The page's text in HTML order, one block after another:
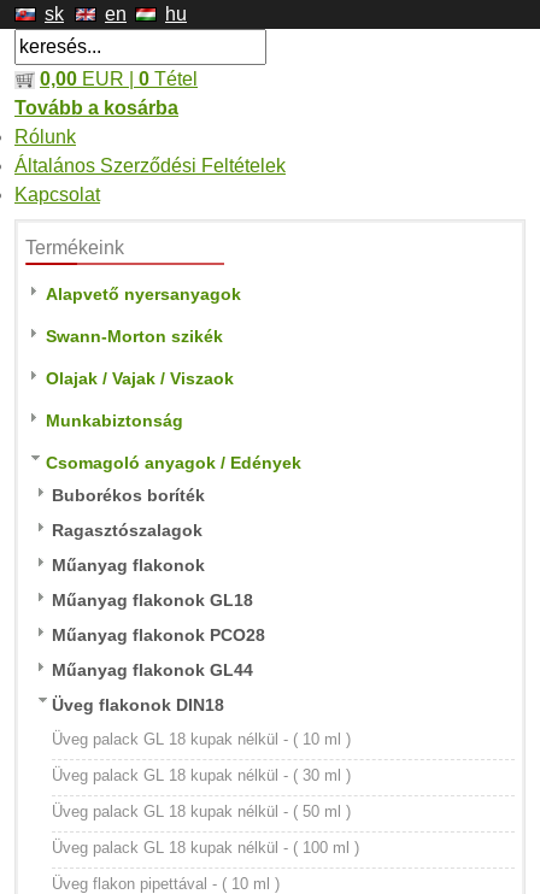
sk en hu
0,00 EUR | 0 Tétel
Tovább a kosárba
Rólunk
Általános Szerződési Feltételek
Kapcsolat
Termékeink
Alapvető nyersanyagok
Swann-Morton szikék
Olajak / Vajak / Viszaok
Munkabiztonság
Csomagoló anyagok / Edények
Buborékos boríték
Ragasztószalagok
Műanyag flakonok
Műanyag flakonok GL18
Műanyag flakonok PCO28
Műanyag flakonok GL44
Üveg flakonok DIN18
Üveg palack GL 18 kupak nélkül - ( 10 ml )
Üveg palack GL 18 kupak nélkül - ( 30 ml )
Üveg palack GL 18 kupak nélkül - ( 50 ml )
Üveg palack GL 18 kupak nélkül - ( 100 ml )
Üveg flakon pipettával - ( 10 ml )